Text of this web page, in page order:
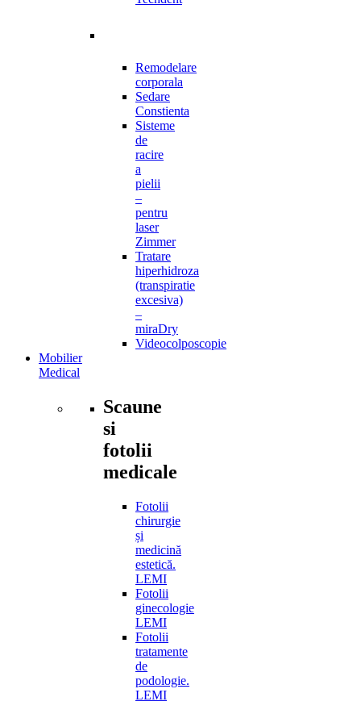
Remodelare
corporala
Sedare
Constienta
Sisteme
de
racire
a
pielii
–
pentru
laser
Zimmer
Tratare
hiperhidroza
(transpiratie
excesiva)
–
miraDry
Videocolposcopie
Mobilier
Medical
Scaune
si
fotolii
medicale
Fotolii
chirurgie
și
medicină
estetică.
LEMI
Fotolii
ginecologie
LEMI
Fotolii
tratamente
de
podologie.
LEMI